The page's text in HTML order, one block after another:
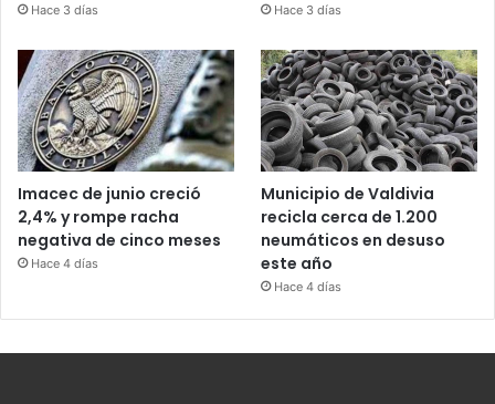
Hace 3 días Hace 3 días
Imacec de junio creció
2,4% y rompe racha
negativa de cinco meses
Hace 4 días
Municipio de Valdivia
recicla cerca de 1.200
neumáticos en desuso
este año
Hace 4 días